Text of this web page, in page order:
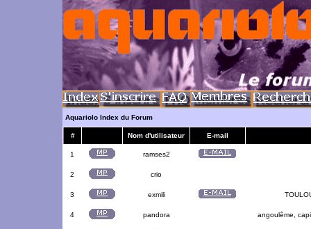
Aquariolo Index du Forum
# Nom d'utilisateur E-mail
1 ramses2
2 crio
3 exmili
4 pandora angoulême,